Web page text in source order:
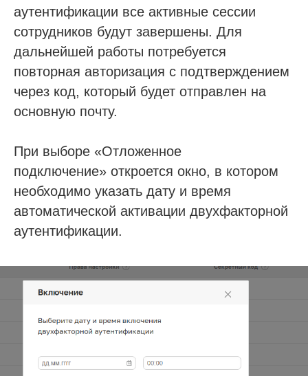
аутентификации все активные сессии
сотрудников будут завершены. Для
дальнейшей работы потребуется
повторная авторизация с подтверждением
через код, который будет отправлен на
основную почту.
При выборе «Отложенное
подключение» откроется окно, в котором
необходимо указать дату и время
автоматической активации двухфакторной
аутентификации.